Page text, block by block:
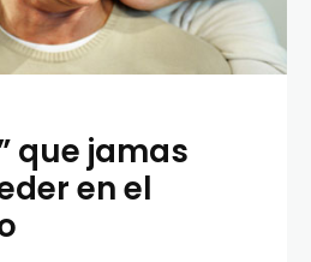
que jamas
en el